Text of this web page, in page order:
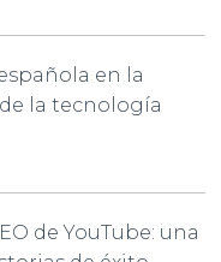
en la
la tecnología
de YouTube: una